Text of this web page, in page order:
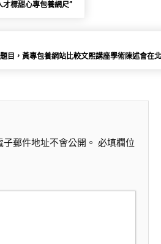
才標甜心專包養網尺”
目，黃專包養網站比較文熙講座學術陳述會在
郵件地址不會公開。 必填欄位